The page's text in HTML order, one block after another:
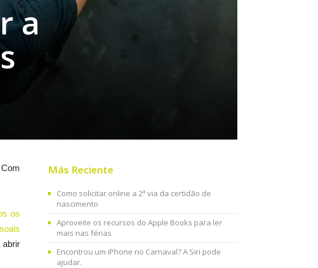
a
os
abrir
Más Reciente
Como solicitar online a 2ª via da certidão de
nascimento
Aproveite os recursos do Apple Books para ler
mais nas férias
Encontrou um iPhone no Carnaval? A Siri pode
ajudar.